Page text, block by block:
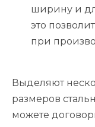
ширину и
это
при
Выделяют
размеров
можете